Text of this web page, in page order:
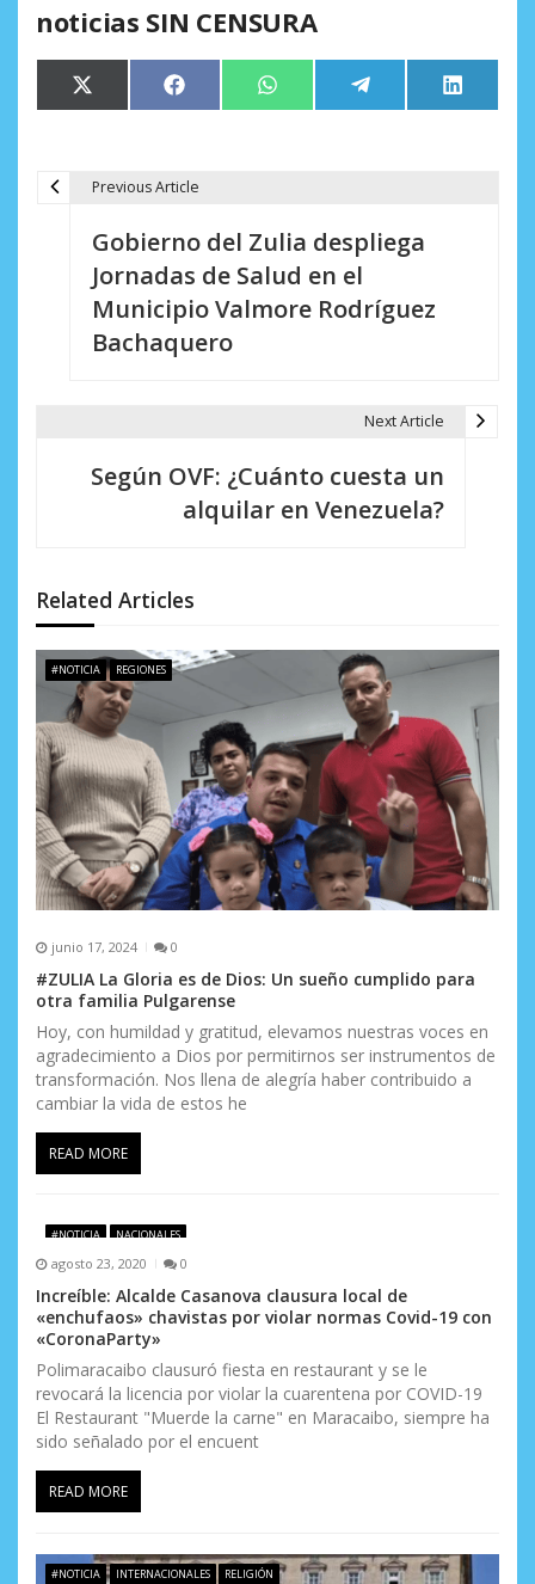
noticias SIN CENSURA
Compartir
en
X
(Twitter)
Compartir
en
Facebook Compartir
en
WhatsApp Compartir
en
Telegram
en
LinkedIn
n
d
e
e
n
t
r
a
d
a
s
Previous Article
Gobierno del Zulia despliega
Jornadas de Salud en el
Municipio Valmore Rodríguez
Bachaquero
Next Article
Según OVF: ¿Cuánto cuesta un
alquilar en Venezuela?
Related Articles
#NOTICIA REGIONES
junio 17, 2024 0
#ZULIA La Gloria es de Dios: Un sueño cumplido para
otra familia Pulgarense
Hoy, con humildad y gratitud, elevamos nuestras voces en
agradecimiento a Dios por permitirnos ser instrumentos de
transformación. Nos llena de alegría haber contribuido a
cambiar la vida de estos he
READ MORE
#NOTICIA NACIONALES
agosto 23, 2020 0
Increíble: Alcalde Casanova clausura local de
«enchufaos» chavistas por violar normas Covid-19 con
«CoronaParty»
Polimaracaibo clausuró fiesta en restaurant y se le
revocará la licencia por violar la cuarentena por COVID-19
El Restaurant "Muerde la carne" en Maracaibo, siempre ha
sido señalado por el encuent
READ MORE
#NOTICIA INTERNACIONALES RELIGIÓN